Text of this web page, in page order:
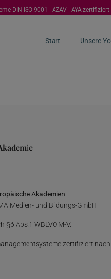
DIN ISO 9001 | AZAV | AYA
Start Unsere
Akademien
Medien- und Bildungs-GmbH
§6 Abs.1 WBLVO M-V.
zertifiziert nach